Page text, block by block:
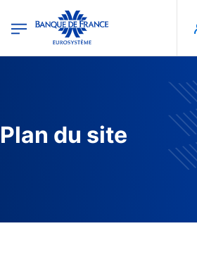
Banque de France - Menu Principal
Plan du site